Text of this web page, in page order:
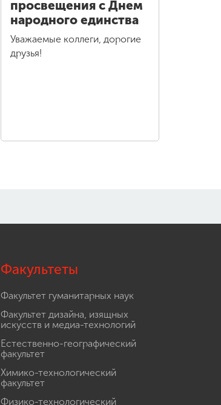
просвещения с Днем
народного единства
Уважаемые коллеги, дорогие
друзья!
Факультеты
Факультет гуманитарных наук
Факультет дизайна, изящных
искусств и медиа-технологий
Естественно-географический
факультет
Химико-технологический
факультет
Физико-технологический